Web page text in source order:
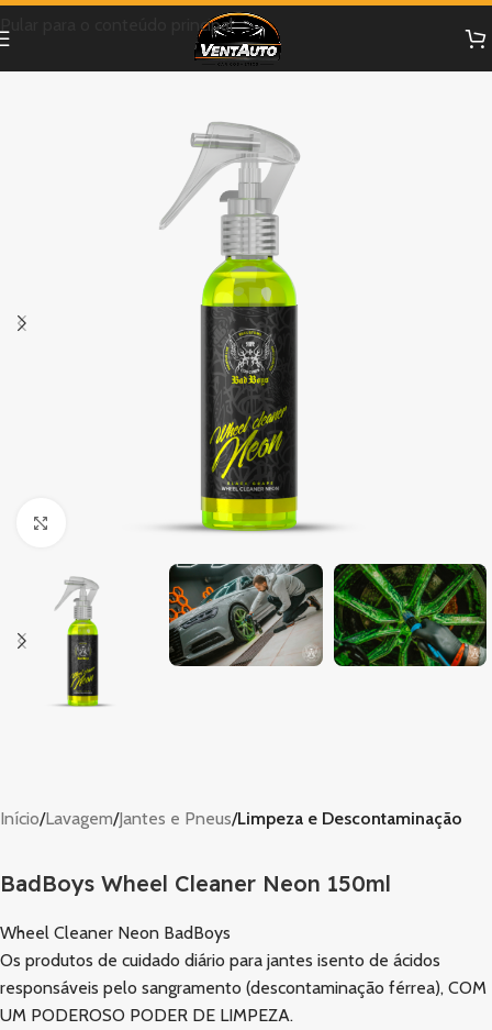
Pular para o conteúdo principal
Clique para ampliar
Início Lavagem Jantes e Pneus Limpeza e Descontaminação
BadBoys Wheel Cleaner Neon 150ml
Wheel Cleaner Neon BadBoys
Os produtos de cuidado diário para jantes isento de ácidos
responsáveis ​​pelo sangramento (descontaminação férrea), COM
UM PODEROSO PODER DE LIMPEZA.